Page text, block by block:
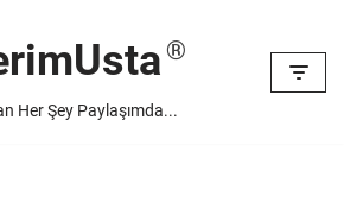
Her Şey Paylaşımda...